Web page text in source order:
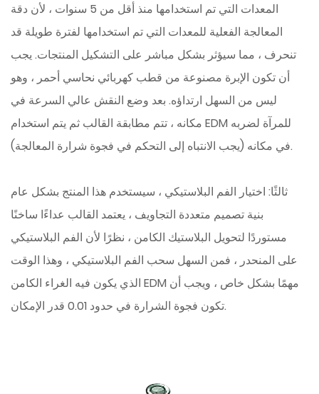
المعدات التي تم استخدامها منذ أقل من 5 سنوات ، لأن دقة
المعالجة الفعلية للمعدات التي تم استخدامها لفترة طويلة قد
تنحرف ، مما سيؤثر بشكل مباشر على التشكيل المنتجات. يجب
أن تكون الإبرة مصنوعة من قطب كهربائي نحاسي أحمر ، وهو
ليس من السهل ارتداؤه. بعد وضع النقش عالي السرعة في
مكانه ، تتم مطابقة القالب ثم يتم استخدام EDM للمرآة لضربه
في مكانه (يجب الانتباه إلى التحكم في فجوة شرارة المعالجة).
ثالثًا: اختيار الفم البلاستيكي ، سيستخدم هذا المنتج بشكل عام
بنية تصميم متعددة التجاويف ، يعتمد القالب عداءًا ساخنًا
مستوردًا لتحويل البلاستيك الكامن ، نظرًا لأن الفم البلاستيكي
على المنحدر ، فمن السهل سحب الفم البلاستيكي ، وهذا الوقت
الذي يكون فيه الغراء الكامن EDM مهمًا بشكل خاص ، ويجب أن
تكون فجوة الشرارة في حدود 0.01 قدر الإمكان.